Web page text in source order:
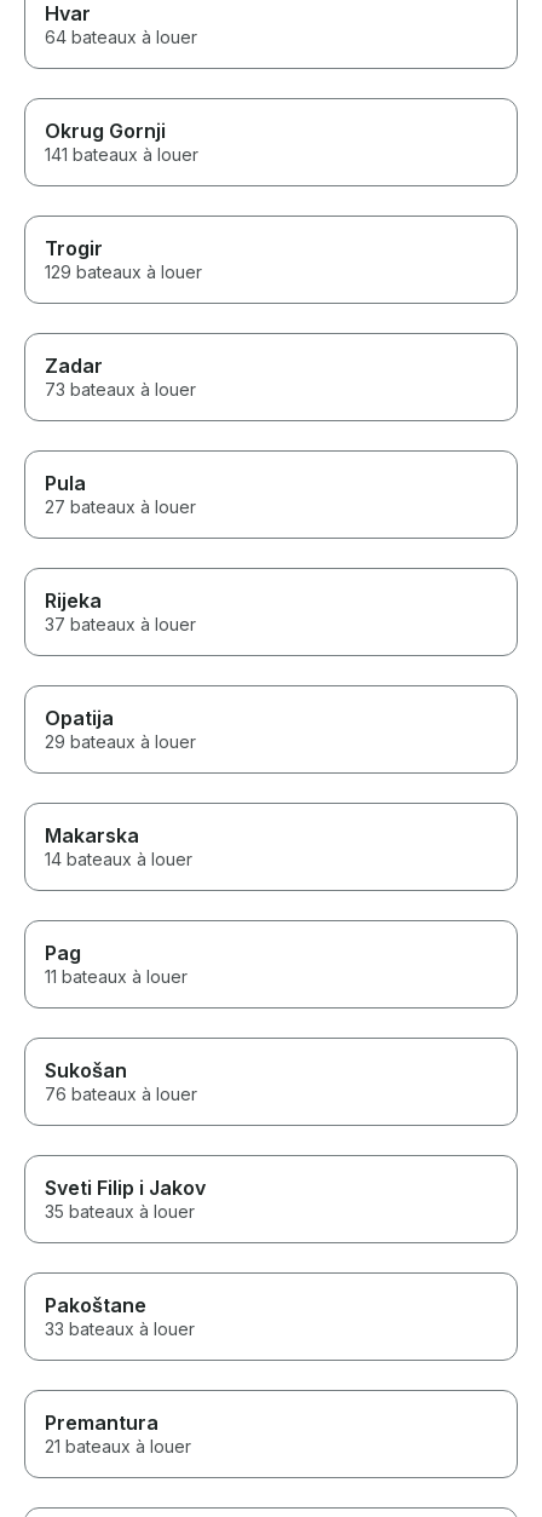
Hvar
64 bateaux à louer
Okrug Gornji
141 bateaux à louer
Trogir
129 bateaux à louer
Zadar
73 bateaux à louer
Pula
27 bateaux à louer
Rijeka
37 bateaux à louer
Opatija
29 bateaux à louer
Makarska
14 bateaux à louer
Pag
11 bateaux à louer
Sukošan
76 bateaux à louer
Sveti Filip i Jakov
35 bateaux à louer
Pakoštane
33 bateaux à louer
Premantura
21 bateaux à louer